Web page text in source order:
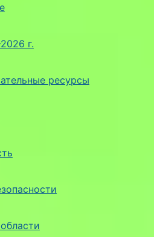
г.
ресурсы